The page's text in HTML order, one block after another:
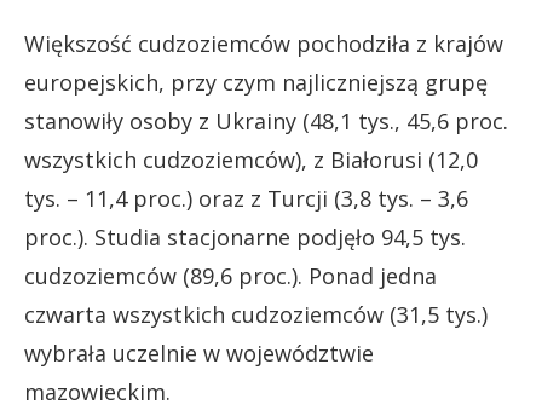
Większość cudzoziemców pochodziła z krajów
europejskich, przy czym najliczniejszą grupę
stanowiły osoby z Ukrainy (48,1 tys., 45,6 proc.
wszystkich cudzoziemców), z Białorusi (12,0
tys. – 11,4 proc.) oraz z Turcji (3,8 tys. – 3,6
proc.). Studia stacjonarne podjęło 94,5 tys.
cudzoziemców (89,6 proc.). Ponad jedna
czwarta wszystkich cudzoziemców (31,5 tys.)
wybrała uczelnie w województwie
mazowieckim.